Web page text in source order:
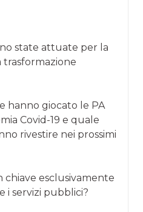
state attuate per la
hanno giocato le PA
Covid-19 e quale
rivestire nei prossimi
chiave esclusivamente
i servizi pubblici?